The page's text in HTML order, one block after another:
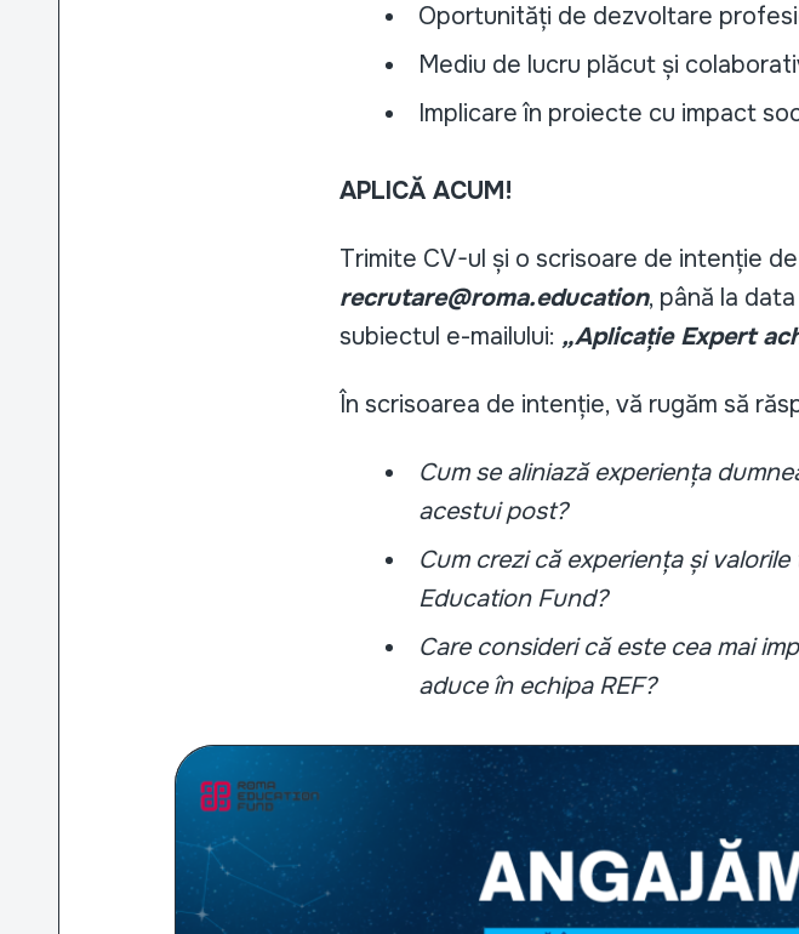
Oportunități de dezvoltare
Mediu de lucru plăcut și
Implicare în proiecte cu impact
APLICĂ ACUM!
Trimite CV-ul și o scrisoare de intenție
recrutare@roma.education, până la
subiectul e-mailului: „Aplicație Expert
În scrisoarea de intenție, vă rugăm să
Cum se aliniază experiența
acestui post?
Cum crezi că experiența și
Education Fund?
Care consideri că este cea mai
aduce în echipa REF?